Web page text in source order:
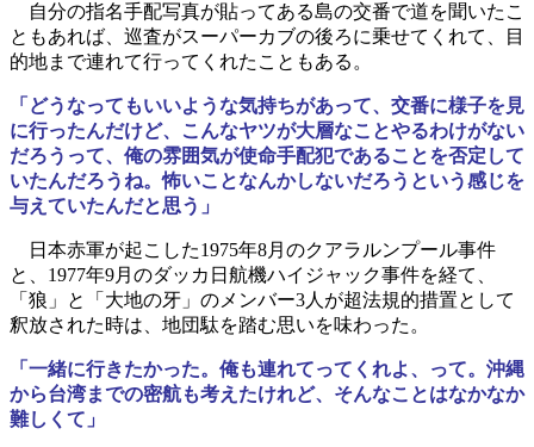
自分の指名手配写真が貼ってある島の交番で道を聞いたこ
ともあれば、巡査がスーパーカブの後ろに乗せてくれて、目
的地まで連れて行ってくれたこともある。
「どうなってもいいような気持ちがあって、交番に様子を見
に行ったんだけど、こんなヤツが大層なことやるわけがない
だろうって、俺の雰囲気が使命手配犯であることを否定して
いたんだろうね。怖いことなんかしないだろうという感じを
与えていたんだと思う」
日本赤軍が起こした1975年8月のクアラルンプール事件
と、1977年9月のダッカ日航機ハイジャック事件を経て、
「狼」と「大地の牙」のメンバー3人が超法規的措置として
釈放された時は、地団駄を踏む思いを味わった。
「一緒に行きたかった。俺も連れてってくれよ、って。沖縄
から台湾までの密航も考えたけれど、そんなことはなかなか
難しくて」